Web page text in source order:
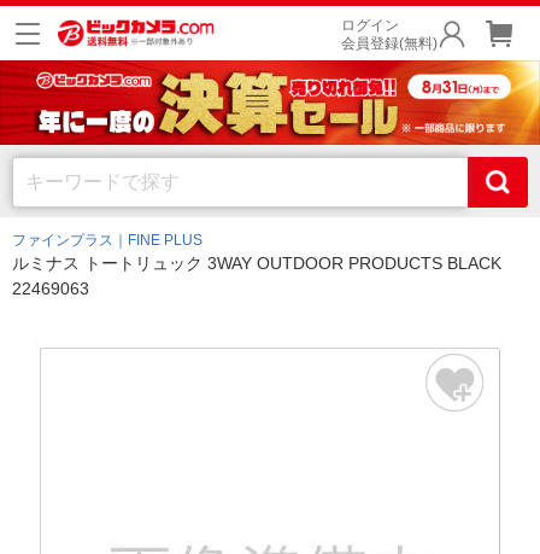
ログイン
会員登録(無料)
ファインプラス｜FINE PLUS
ルミナス トートリュック 3WAY OUTDOOR PRODUCTS BLACK
22469063